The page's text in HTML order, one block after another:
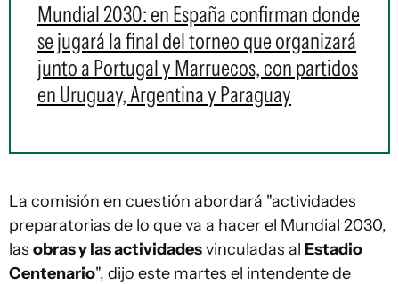
Mundial 2030: en España confirman donde
se jugará la final del torneo que organizará
junto a Portugal y Marruecos, con partidos
en Uruguay, Argentina y Paraguay
La comisión en cuestión abordará "actividades
preparatorias de lo que va a hacer el Mundial 2030,
las obras y las actividadesvinculadas al Estadio
Centenario", dijo este martes el intendente de